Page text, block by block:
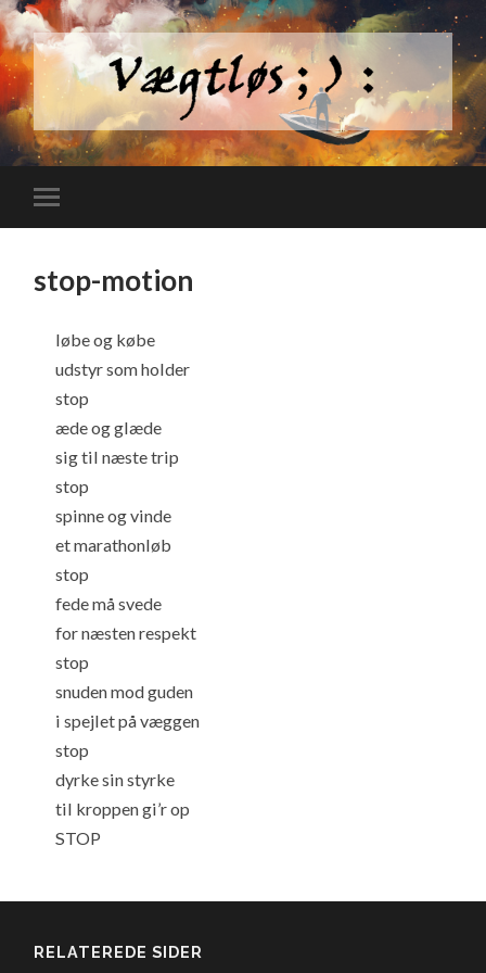
stop-motion
løbe og købe
udstyr som holder
stop
æde og glæde
sig til næste trip
stop
spinne og vinde
et marathonløb
stop
fede må svede
for næsten respekt
stop
snuden mod guden
i spejlet på væggen
stop
dyrke sin styrke
til kroppen gi’r op
STOP
RELATEREDE SIDER